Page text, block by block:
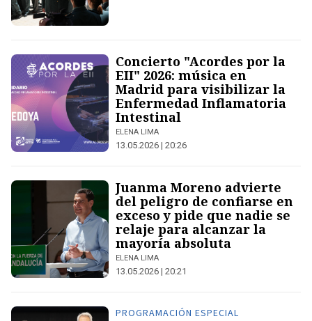
Concierto "Acordes por la
EII" 2026: música en
Madrid para visibilizar la
Enfermedad Inflamatoria
Intestinal
ELENA LIMA
13.05.2026 | 20:26
Juanma Moreno advierte
del peligro de confiarse en
exceso y pide que nadie se
relaje para alcanzar la
mayoría absoluta
ELENA LIMA
13.05.2026 | 20:21
PROGRAMACIÓN ESPECIAL